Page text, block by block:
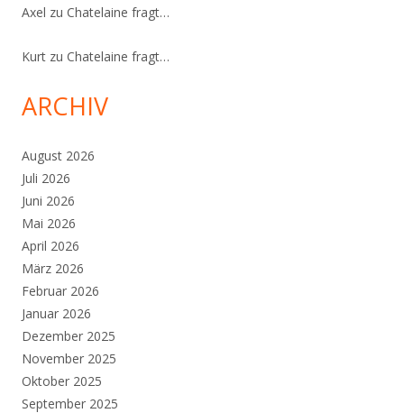
Axel zu Chatelaine fragt…
Kurt zu Chatelaine fragt…
ARCHIV
August 2026
Juli 2026
Juni 2026
Mai 2026
April 2026
März 2026
Februar 2026
Januar 2026
Dezember 2025
November 2025
Oktober 2025
September 2025